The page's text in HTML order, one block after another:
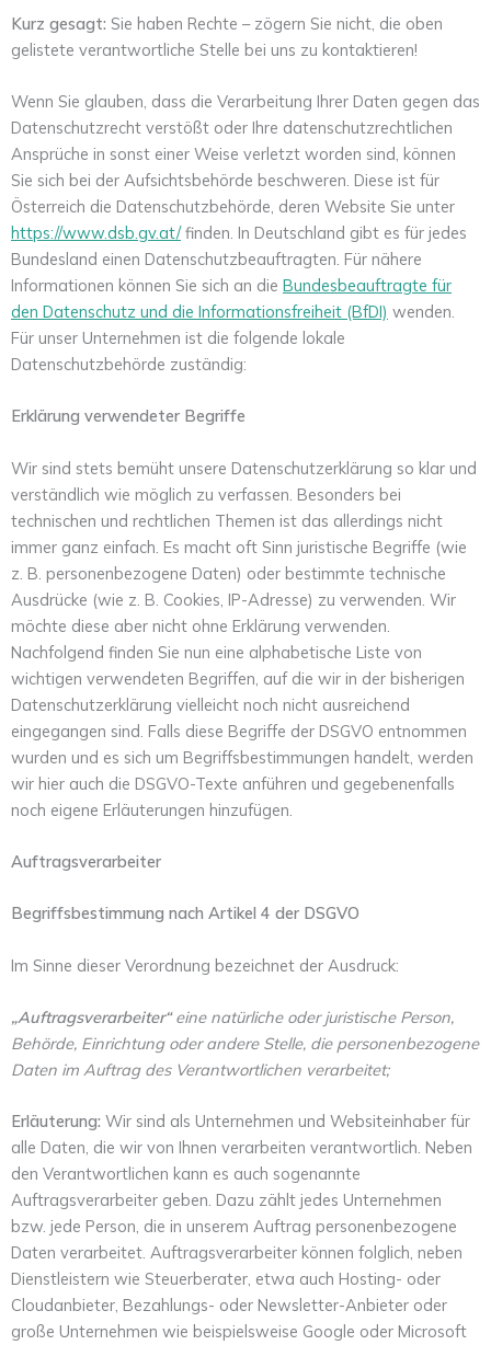
Kurz gesagt: Sie haben Rechte – zögern Sie nicht, die oben
gelistete verantwortliche Stelle bei uns zu kontaktieren!
Wenn Sie glauben, dass die Verarbeitung Ihrer Daten gegen das
Datenschutzrecht verstößt oder Ihre datenschutzrechtlichen
Ansprüche in sonst einer Weise verletzt worden sind, können
Sie sich bei der Aufsichtsbehörde beschweren. Diese ist für
Österreich die Datenschutzbehörde, deren Website Sie unter
https://www.dsb.gv.at/finden. In Deutschland gibt es für jedes
Bundesland einen Datenschutzbeauftragten. Für nähere
Informationen können Sie sich an die Bundesbeauftragte für
den Datenschutz und die Informationsfreiheit (BfDI) wenden.
Für unser Unternehmen ist die folgende lokale
Datenschutzbehörde zuständig:
Erklärung verwendeter Begriffe
Wir sind stets bemüht unsere Datenschutzerklärung so klar und
verständlich wie möglich zu verfassen. Besonders bei
technischen und rechtlichen Themen ist das allerdings nicht
immer ganz einfach. Es macht oft Sinn juristische Begriffe (wie
z. B. personenbezogene Daten) oder bestimmte technische
Ausdrücke (wie z. B. Cookies, IP-Adresse) zu verwenden. Wir
möchte diese aber nicht ohne Erklärung verwenden.
Nachfolgend finden Sie nun eine alphabetische Liste von
wichtigen verwendeten Begriffen, auf die wir in der bisherigen
Datenschutzerklärung vielleicht noch nicht ausreichend
eingegangen sind. Falls diese Begriffe der DSGVO entnommen
wurden und es sich um Begriffsbestimmungen handelt, werden
wir hier auch die DSGVO-Texte anführen und gegebenenfalls
noch eigene Erläuterungen hinzufügen.
Auftragsverarbeiter
Begriffsbestimmung nach Artikel 4 der DSGVO
Im Sinne dieser Verordnung bezeichnet der Ausdruck:
„Auftragsverarbeiter“eine natürliche oder juristische Person,
Behörde, Einrichtung oder andere Stelle, die personenbezogene
Daten im Auftrag des Verantwortlichen verarbeitet;
Erläuterung: Wir sind als Unternehmen und Websiteinhaber für
alle Daten, die wir von Ihnen verarbeiten verantwortlich. Neben
den Verantwortlichen kann es auch sogenannte
Auftragsverarbeiter geben. Dazu zählt jedes Unternehmen
bzw. jede Person, die in unserem Auftrag personenbezogene
Daten verarbeitet. Auftragsverarbeiter können folglich, neben
Dienstleistern wie Steuerberater, etwa auch Hosting- oder
Cloudanbieter, Bezahlungs- oder Newsletter-Anbieter oder
große Unternehmen wie beispielsweise Google oder Microsoft